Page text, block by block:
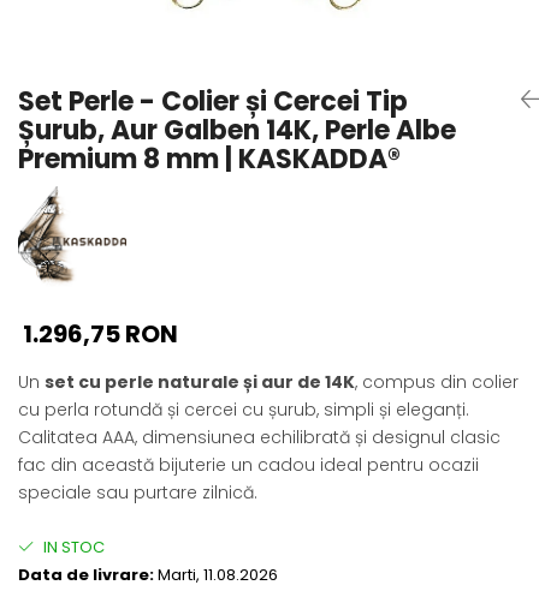
Seturi Perle cu Argint
Pandantive cu Perle
Brose cu Perle
Set Perle - Colier și Cercei Tip
Șurub, Aur Galben 14K, Perle Albe
Premium 8 mm | KASKADDA®
1.296,75 RON
Un set cu perle naturale și aur de 14K, compus din colier
cu perla rotundă și cercei cu șurub, simpli și eleganți.
Calitatea AAA, dimensiunea echilibrată și designul clasic
fac din această bijuterie un cadou ideal pentru ocazii
speciale sau purtare zilnică.
IN STOC
Data de livrare:Marti, 11.08.2026